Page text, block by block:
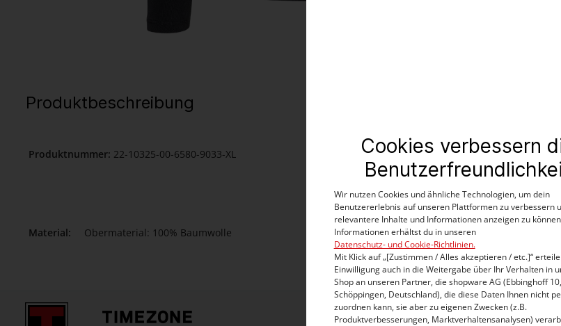
Produktbeschreibung
Produktnummer: 22-10325-00-6580-9033-XL
Material:
Obermaterial: 100% Baumwolle
Cookies verbessern
Wir nutzen Cookies und ähnliche Technologien, um dein
Benutzererlebnis auf unseren Plattformen zu verbessern
relevantere Inhalte und Informationen anzeigen zu
Informationen erhältst du in unseren
Datenschutz- und Cookie-Richtlinien.
Mit Klick auf „[Zustimmen / Alles akzeptieren / etc.]“
Einwilligung auch in die Weitergabe über Ihr Verhalten in
Shop an unseren Partner, die shopware AG (Ebbinghoff
Schöppingen, Deutschland), die diese Daten Ihnen nicht
zuordnen kann, sie aber zu eigenen Zwecken (z.B.
Produktverbesserungen, Marktverhaltensanalysen)